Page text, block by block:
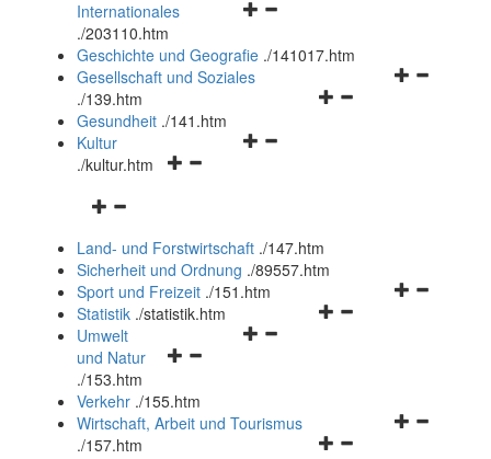
Navigationsmenü
und
schließen
Internationales
./203110.htm
Geschichte und Geografie ./141017.htm
Navigationsmenü
Gesellschaft und Soziales
./139.htm
Navigationsmenü
Gesundheit ./141.htm
Navigationsmenü
Kultur
./kultur.htm
Navigationsmenü
und
schließen
Land- und Forstwirtschaft ./147.htm
Sicherheit und Ordnung ./89557.htm
Navigationsmenü
Sport und Freizeit ./151.htm
Navigationsmenü
Statistik ./statistik.htm
Navigationsmenü
und
schließen
Umwelt
und Natur
./153.htm
Verkehr ./155.htm
Navigationsmenü
Wirtschaft, Arbeit und Tourismus
./157.htm